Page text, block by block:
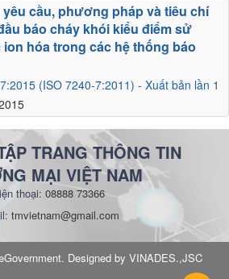
(ISO 7240-7:2011) - Xuất bản lần 1
cầu, phương pháp và tiêu chí
báo cháy khói kiểu điểm sử
hóa trong các hệ thống báo
TRANG THÔNG TIN
MẠI VIỆT NAM
thoại: 08888 73366
tmvietnam@gmail.com
Designed by VINADES.,JSC